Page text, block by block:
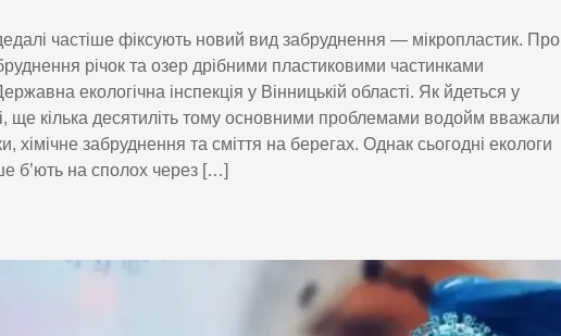
частіше фіксують новий вид забруднення — мікропластик. Про
річок та озер дрібними пластиковими частинками
екологічна інспекція у Вінницькій області⁠. Як йдеться у
ще кілька десятиліть тому основними проблемами водойм вважали
хімічне забруднення та сміття на берегах. Однак сьогодні екологи
б’ють на сполох через […]